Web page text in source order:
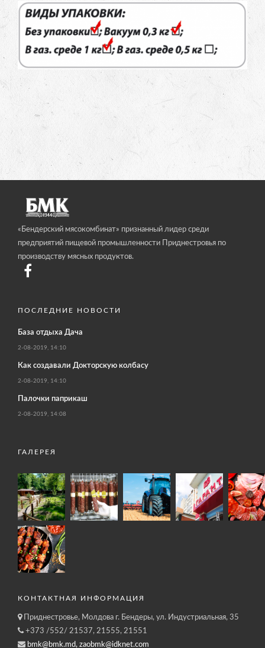
«Бендерский мясокомбинат» признанный лидер среди
предприятий пищевой промышленности Приднестровья по
производству мясных продуктов.
ПОСЛЕДНИЕ НОВОСТИ
База отдыха Дача
2-08-2019, 14:10
Как создавали Докторскую колбасу
2-08-2019, 14:10
Палочки паприкаш
2-08-2019, 14:08
ГАЛЕРЕЯ
КОНТАКТНАЯ ИНФОРМАЦИЯ
Приднестровье, Молдова г. Бендеры, ул. Индустриальная, 35
+373 /552/ 21537, 21555, 21551
bmk@bmk.md, zaobmk@idknet.com